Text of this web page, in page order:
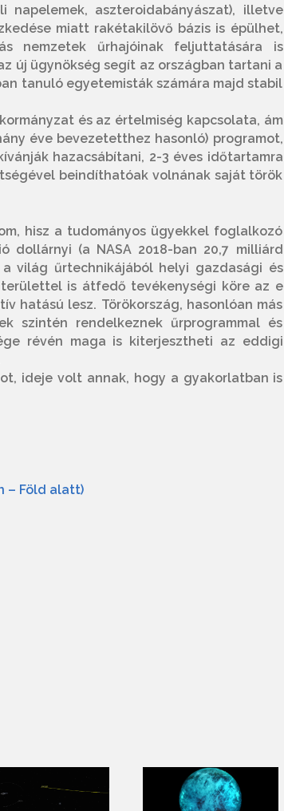
aszteroidabányászat), illetve
miatt rakétakilövő bázis is épülhet,
nemzetek űrhajóinak feljuttatására is
új ügynökség segít az országban tartani a
tanuló egyetemisták számára majd stabil
és az értelmiség kapcsolata, ám
éve bevezetetthez hasonló) programot,
hazacsábítani, 2-3 éves időtartamra
beindíthatóak volnának saját török
hisz a tudományos ügyekkel foglalkozó
dollárnyi (a NASA 2018-ban 20,7 milliárd
világ űrtechnikájából helyi gazdasági és
is átfedő tevékenységi köre az e
hatású lesz. Törökország, hasonlóan más
szintén rendelkeznek űrprogrammal és
révén maga is kiterjesztheti az eddigi
ideje volt annak, hogy a gyakorlatban is
– Föld alatt)